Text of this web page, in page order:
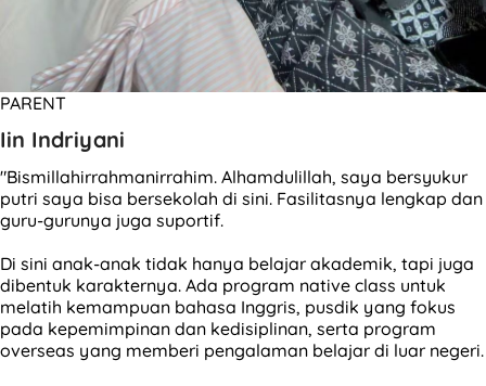
PARENT
Iin Indriyani
"Bismillahirrahmanirrahim. Alhamdulillah, saya bersyukur
putri saya bisa bersekolah di sini. Fasilitasnya lengkap dan
guru-gurunya juga suportif.
Di sini anak-anak tidak hanya belajar akademik, tapi juga
dibentuk karakternya. Ada program native class untuk
melatih kemampuan bahasa Inggris, pusdik yang fokus
pada kepemimpinan dan kedisiplinan, serta program
overseas yang memberi pengalaman belajar di luar negeri.